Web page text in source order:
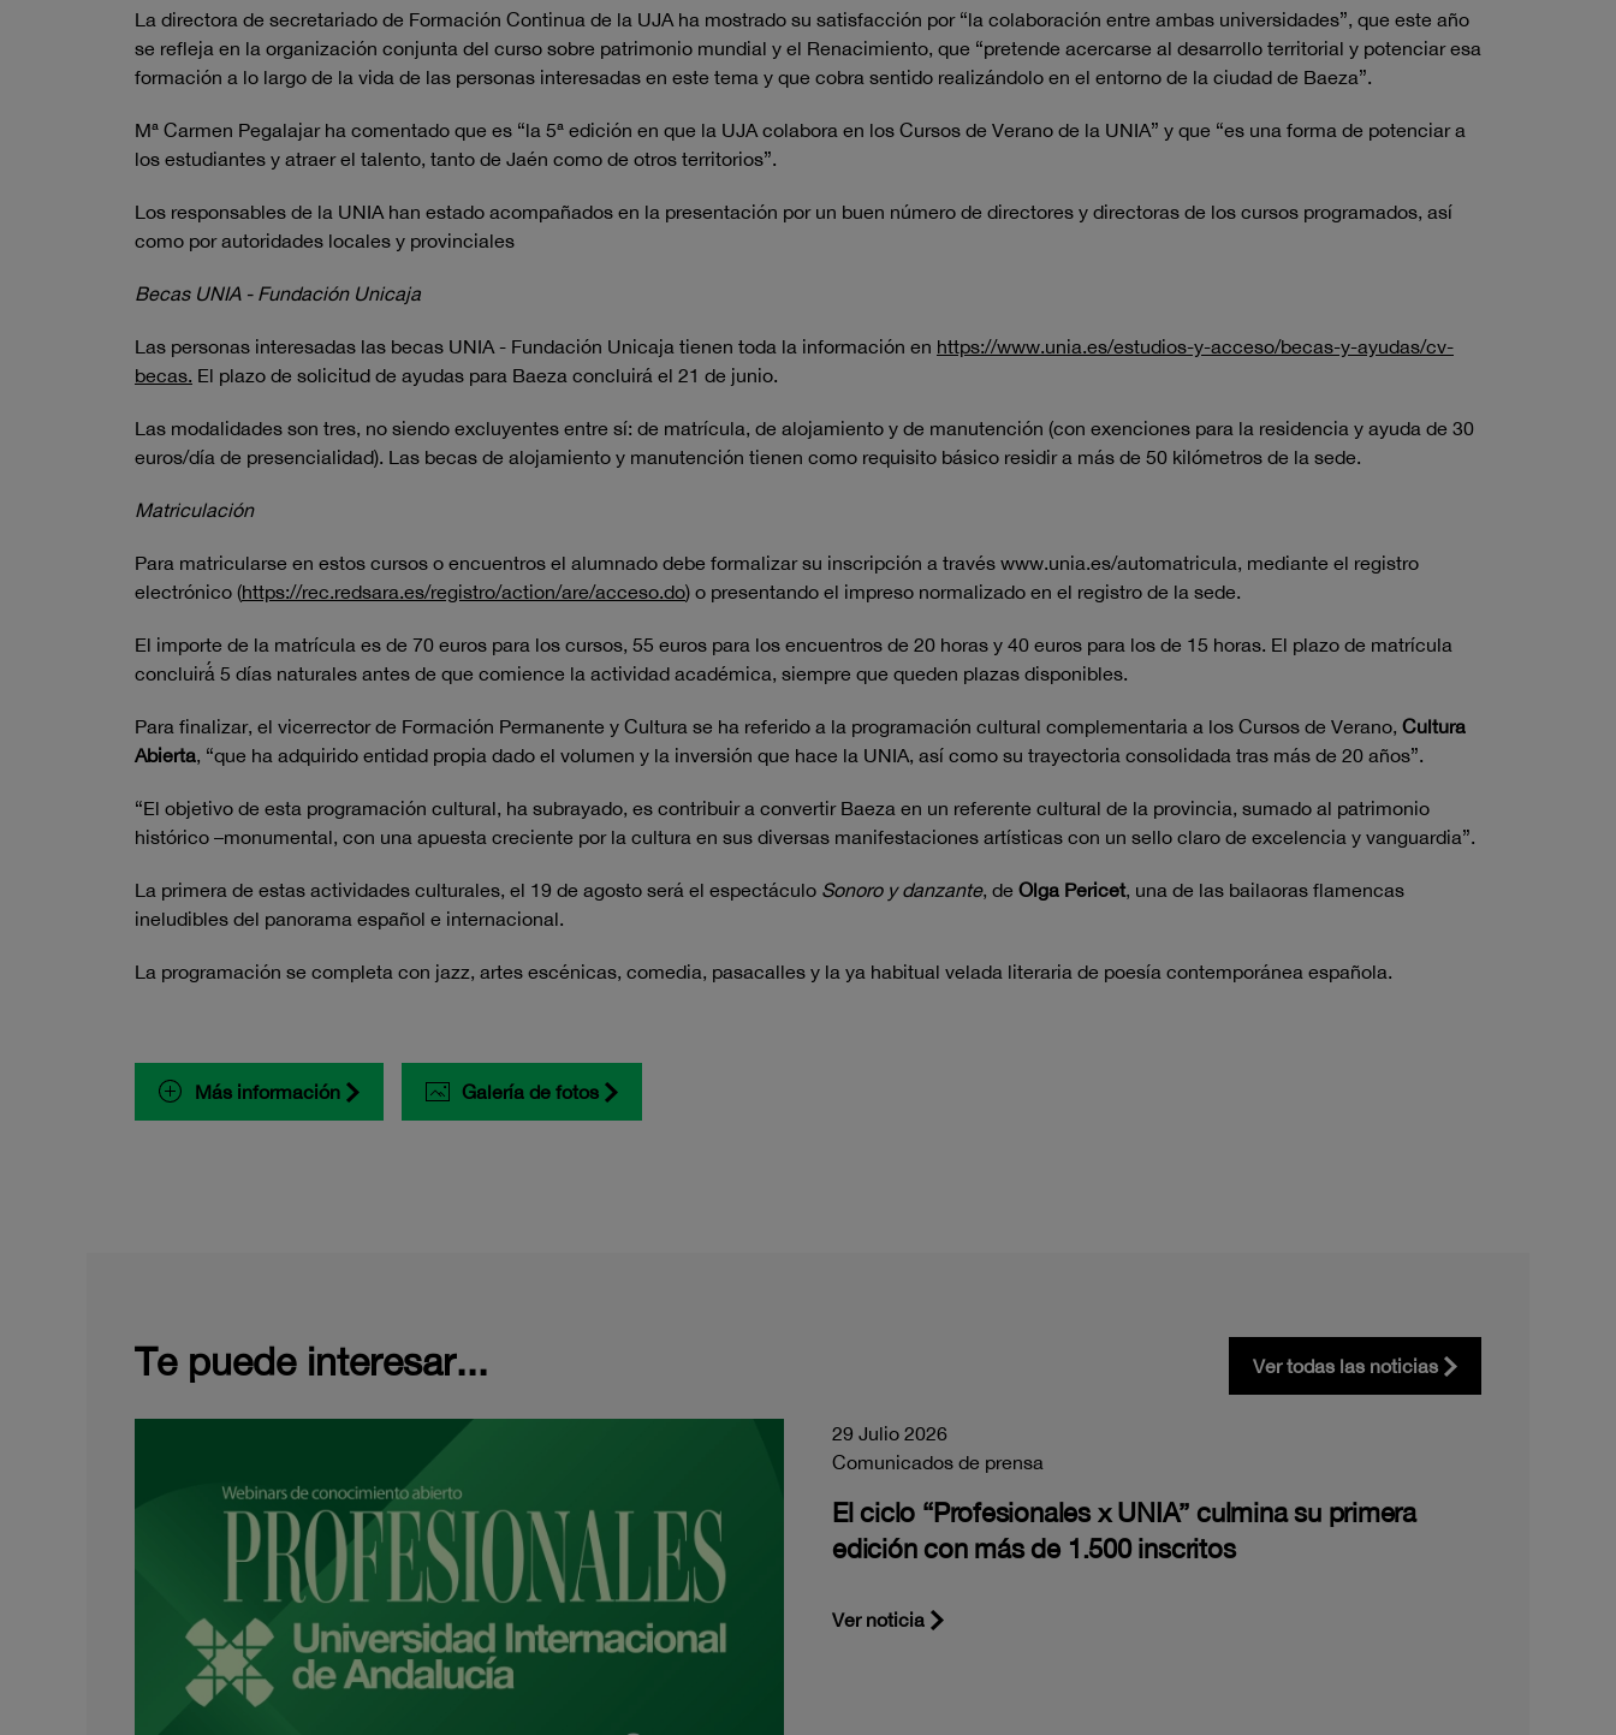
La directora de secretariado de Formación Continua de la UJA ha mostrado su satisfacción por “la colaboración entre ambas universidades”, que este año
se refleja en la organización conjunta del curso sobre patrimonio mundial y el Renacimiento, que “pretende acercarse al desarrollo territorial y potenciar esa
formación a lo largo de la vida de las personas interesadas en este tema y que cobra sentido realizándolo en el entorno de la ciudad de Baeza”.
Mª Carmen Pegalajar ha comentado que es “la 5ª edición en que la UJA colabora en los Cursos de Verano de la UNIA” y que “es una forma de potenciar a
los estudiantes y atraer el talento, tanto de Jaén como de otros territorios”.
Los responsables de la UNIA han estado acompañados en la presentación por un buen número de directores y directoras de los cursos programados, así
como por autoridades locales y provinciales
Becas UNIA - Fundación Unicaja
Las personas interesadas las becas UNIA - Fundación Unicaja tienen toda la información en https://www.unia.es/estudios-y-acceso/becas-y-ayudas/cv-
becas. El plazo de solicitud de ayudas para Baeza concluirá el 21 de junio.
Las modalidades son tres, no siendo excluyentes entre sí: de matrícula, de alojamiento y de manutención (con exenciones para la residencia y ayuda de 30
euros/día de presencialidad). Las becas de alojamiento y manutención tienen como requisito básico residir a más de 50 kilómetros de la sede.
Matriculación
Para matricularse en estos cursos o encuentros el alumnado debe formalizar su inscripción a través www.unia.es/automatricula, mediante el registro
electrónico (https://rec.redsara.es/registro/action/are/acceso.do) o presentando el impreso normalizado en el registro de la sede.
El importe de la matrícula es de 70 euros para los cursos, 55 euros para los encuentros de 20 horas y 40 euros para los de 15 horas. El plazo de matrícula
concluirá́ 5 días naturales antes de que comience la actividad académica, siempre que queden plazas disponibles.
Para finalizar, el vicerrector de Formación Permanente y Cultura se ha referido a la programación cultural complementaria a los Cursos de Verano, Cultura
Abierta, “que ha adquirido entidad propia dado el volumen y la inversión que hace la UNIA, así como su trayectoria consolidada tras más de 20 años”.
“El objetivo de esta programación cultural, ha subrayado, es contribuir a convertir Baeza en un referente cultural de la provincia, sumado al patrimonio
histórico –monumental, con una apuesta creciente por la cultura en sus diversas manifestaciones artísticas con un sello claro de excelencia y vanguardia”.
La primera de estas actividades culturales, el 19 de agosto será el espectáculo Sonoro y danzante, de Olga Pericet, una de las bailaoras flamencas
ineludibles del panorama español e internacional.
La programación se completa con jazz, artes escénicas, comedia, pasacalles y la ya habitual velada literaria de poesía contemporánea española.
Más información Galería de fotos
Te puede interesar... Ver todas las noticias
29 Julio 2026
Comunicados de prensa
El ciclo “Profesionales x UNIA” culmina su primera
edición con más de 1.500 inscritos
Ver noticia